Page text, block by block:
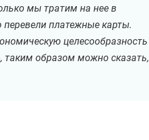
мы тратим на нее в
платежные карты.
целесообразность
таким образом можно сказать,